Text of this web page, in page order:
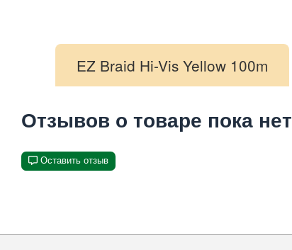
EZ Braid Hi-Vis Yellow 100m
Отзывов о товаре пока нет
Оставить отзыв